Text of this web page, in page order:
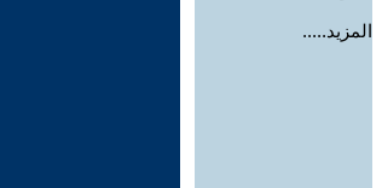
المزيد.....